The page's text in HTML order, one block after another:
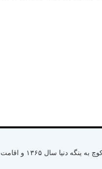
متولد سال ۱۳۳۰ رشت